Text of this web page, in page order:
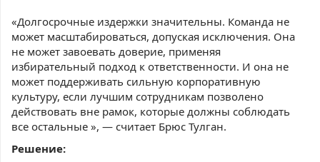
«Долгосрочные издержки значительны. Команда не
может масштабироваться, допуская исключения. Она
не может завоевать доверие, применяя
избирательный подход к ответственности. И она не
может поддерживать сильную корпоративную
культуру, если лучшим сотрудникам позволено
действовать вне рамок, которые должны соблюдать
все остальные », — считает Брюс Тулган.
Решение: